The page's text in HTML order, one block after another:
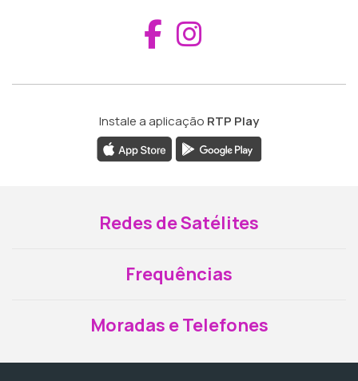
Aceder ao
Instale a aplicação RTP Play
Redes de Satélites
Frequências
Moradas e Telefones